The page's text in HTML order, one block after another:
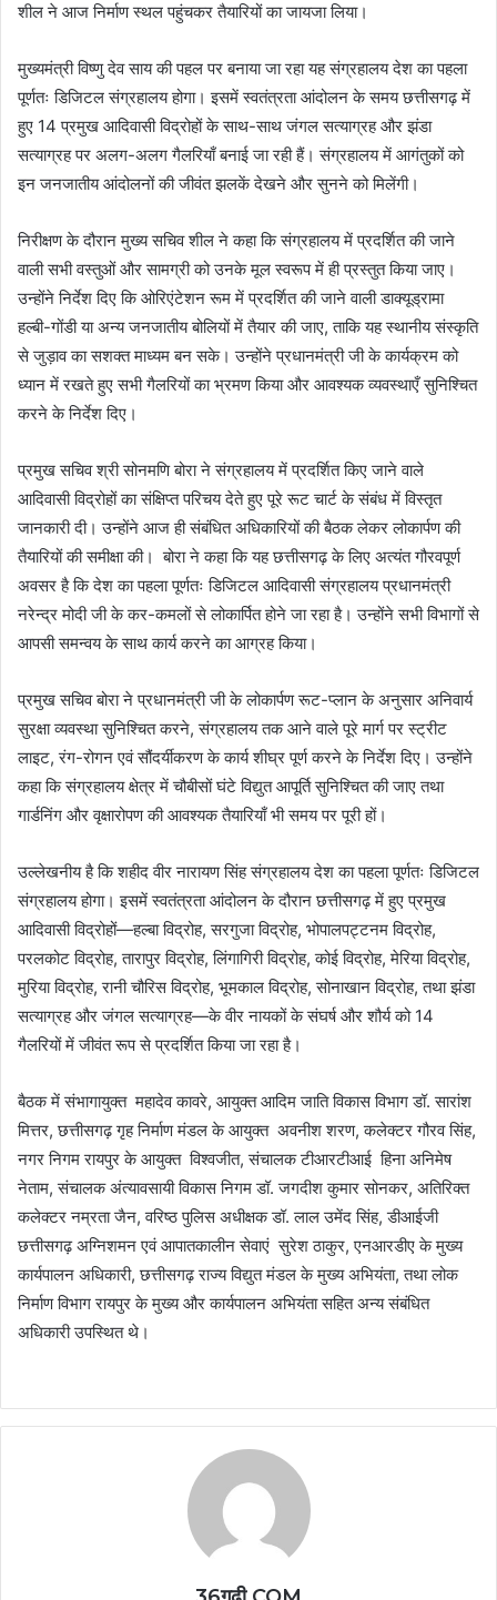
शील ने आज निर्माण स्थल पहुंचकर तैयारियों का जायजा लिया।
मुख्यमंत्री विष्णु देव साय की पहल पर बनाया जा रहा यह संग्रहालय देश का पहला
पूर्णतः डिजिटल संग्रहालय होगा। इसमें स्वतंत्रता आंदोलन के समय छत्तीसगढ़ में
हुए 14 प्रमुख आदिवासी विद्रोहों के साथ-साथ जंगल सत्याग्रह और झंडा
सत्याग्रह पर अलग-अलग गैलरियाँ बनाई जा रही हैं। संग्रहालय में आगंतुकों को
इन जनजातीय आंदोलनों की जीवंत झलकें देखने और सुनने को मिलेंगी।
निरीक्षण के दौरान मुख्य सचिव शील ने कहा कि संग्रहालय में प्रदर्शित की जाने
वाली सभी वस्तुओं और सामग्री को उनके मूल स्वरूप में ही प्रस्तुत किया जाए।
उन्होंने निर्देश दिए कि ओरिएंटेशन रूम में प्रदर्शित की जाने वाली डाक्यूड्रामा
हल्बी-गोंडी या अन्य जनजातीय बोलियों में तैयार की जाए, ताकि यह स्थानीय संस्कृति
से जुड़ाव का सशक्त माध्यम बन सके। उन्होंने प्रधानमंत्री जी के कार्यक्रम को
ध्यान में रखते हुए सभी गैलरियों का भ्रमण किया और आवश्यक व्यवस्थाएँ सुनिश्चित
करने के निर्देश दिए।
प्रमुख सचिव श्री सोनमणि बोरा ने संग्रहालय में प्रदर्शित किए जाने वाले
आदिवासी विद्रोहों का संक्षिप्त परिचय देते हुए पूरे रूट चार्ट के संबंध में विस्तृत
जानकारी दी। उन्होंने आज ही संबंधित अधिकारियों की बैठक लेकर लोकार्पण की
तैयारियों की समीक्षा की। बोरा ने कहा कि यह छत्तीसगढ़ के लिए अत्यंत गौरवपूर्ण
अवसर है कि देश का पहला पूर्णतः डिजिटल आदिवासी संग्रहालय प्रधानमंत्री
नरेन्द्र मोदी जी के कर-कमलों से लोकार्पित होने जा रहा है। उन्होंने सभी विभागों से
आपसी समन्वय के साथ कार्य करने का आग्रह किया।
प्रमुख सचिव बोरा ने प्रधानमंत्री जी के लोकार्पण रूट-प्लान के अनुसार अनिवार्य
सुरक्षा व्यवस्था सुनिश्चित करने, संग्रहालय तक आने वाले पूरे मार्ग पर स्ट्रीट
लाइट, रंग-रोगन एवं सौंदर्यीकरण के कार्य शीघ्र पूर्ण करने के निर्देश दिए। उन्होंने
कहा कि संग्रहालय क्षेत्र में चौबीसों घंटे विद्युत आपूर्ति सुनिश्चित की जाए तथा
गार्डनिंग और वृक्षारोपण की आवश्यक तैयारियाँ भी समय पर पूरी हों।
उल्लेखनीय है कि शहीद वीर नारायण सिंह संग्रहालय देश का पहला पूर्णतः डिजिटल
संग्रहालय होगा। इसमें स्वतंत्रता आंदोलन के दौरान छत्तीसगढ़ में हुए प्रमुख
आदिवासी विद्रोहों—हल्बा विद्रोह, सरगुजा विद्रोह, भोपालपट्टनम विद्रोह,
परलकोट विद्रोह, तारापुर विद्रोह, लिंगागिरी विद्रोह, कोई विद्रोह, मेरिया विद्रोह,
मुरिया विद्रोह, रानी चौरिस विद्रोह, भूमकाल विद्रोह, सोनाखान विद्रोह, तथा झंडा
सत्याग्रह और जंगल सत्याग्रह—के वीर नायकों के संघर्ष और शौर्य को 14
गैलरियों में जीवंत रूप से प्रदर्शित किया जा रहा है।
बैठक में संभागायुक्त महादेव कावरे, आयुक्त आदिम जाति विकास विभाग डॉ. सारांश
मित्तर, छत्तीसगढ़ गृह निर्माण मंडल के आयुक्त अवनीश शरण, कलेक्टर गौरव सिंह,
नगर निगम रायपुर के आयुक्त विश्वजीत, संचालक टीआरटीआई हिना अनिमेष
नेताम, संचालक अंत्यावसायी विकास निगम डॉ. जगदीश कुमार सोनकर, अतिरिक्त
कलेक्टर नम्रता जैन, वरिष्ठ पुलिस अधीक्षक डॉ. लाल उमेंद सिंह, डीआईजी
छत्तीसगढ़ अग्निशमन एवं आपातकालीन सेवाएं सुरेश ठाकुर, एनआरडीए के मुख्य
कार्यपालन अधिकारी, छत्तीसगढ़ राज्य विद्युत मंडल के मुख्य अभियंता, तथा लोक
निर्माण विभाग रायपुर के मुख्य और कार्यपालन अभियंता सहित अन्य संबंधित
अधिकारी उपस्थित थे।